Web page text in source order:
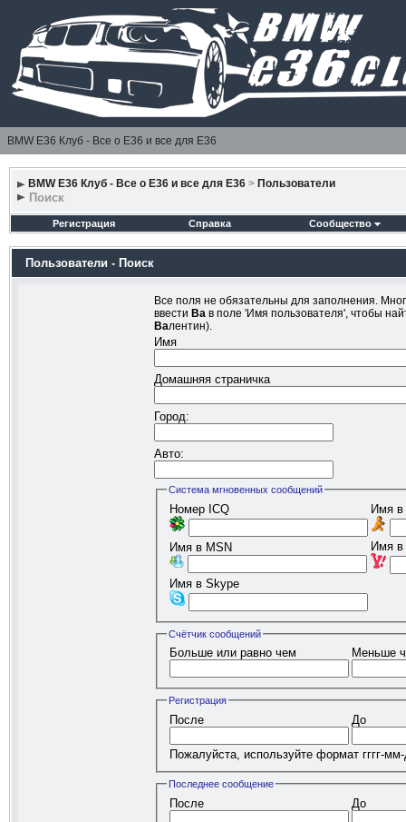
BMW E36 Клуб - Все о Е36 и все для Е36
BMW E36 Клуб - Все о Е36 и все для Е36 > Пользователи
Поиск
Регистрация Справка Сообщество
Пользователи - Поиск
Все поля не обязательны для заполнения.
ввести Вав поле 'Имя пользователя', чтобы
Валентин).
Имя
Домашняя страничка
Город:
Авто:
Система мгновенных сообщений
Номер ICQ Имя в
Имя в MSN Имя в
Имя в Skype
Счётчик сообщений
Больше или равно чем Меньше
Регистрация
После До
Пожалуйста, используйте формат гггг-
Последнее сообщение
После До